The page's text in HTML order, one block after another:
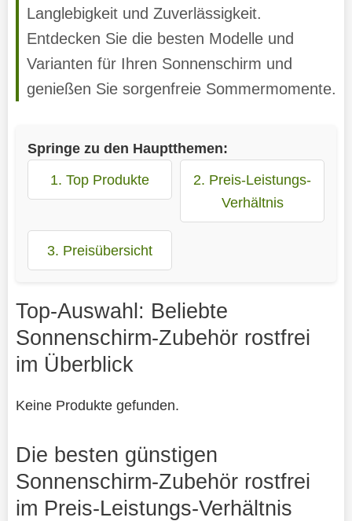
Langlebigkeit und Zuverlässigkeit.
Entdecken Sie die besten Modelle und
Varianten für Ihren Sonnenschirm und
genießen Sie sorgenfreie Sommermomente.
Springe zu den Hauptthemen:
1. Top Produkte
2. Preis-Leistungs-
Verhältnis
3. Preisübersicht
Top-Auswahl: Beliebte
Sonnenschirm-Zubehör rostfrei
im Überblick
Keine Produkte gefunden.
Die besten günstigen
Sonnenschirm-Zubehör rostfrei
im Preis-Leistungs-Verhältnis